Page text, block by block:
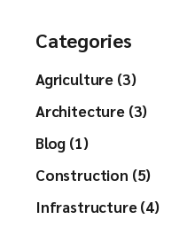
Categories
Agriculture (3)
Architecture (3)
Blog (1)
Construction (5)
Infrastructure (4)